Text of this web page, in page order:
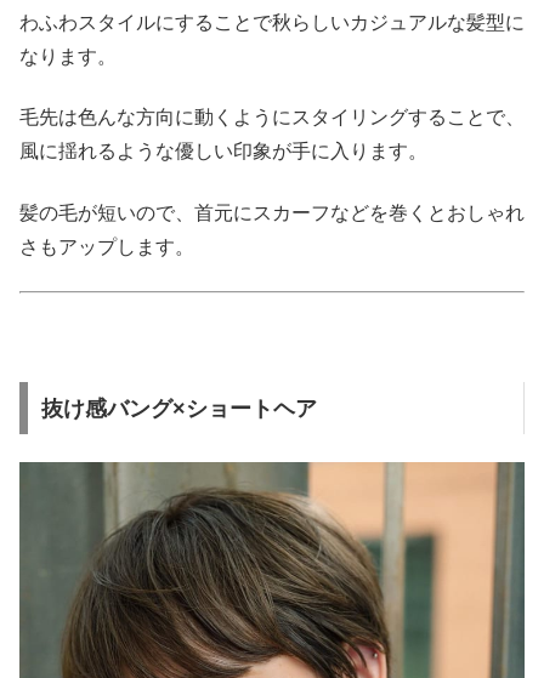
わふわスタイルにすることで秋らしいカジュアルな髪型に
なります。
毛先は色んな方向に動くようにスタイリングすることで、
風に揺れるような優しい印象が手に入ります。
髪の毛が短いので、首元にスカーフなどを巻くとおしゃれ
さもアップします。
抜け感バング×ショートヘア